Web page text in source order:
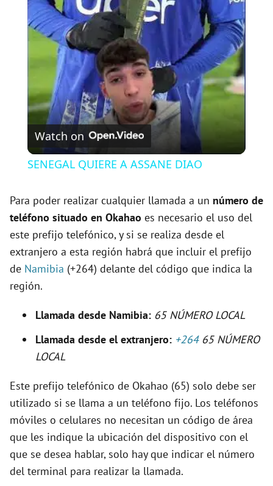
l
a
y
V
i
d
e
o
Watch on
SENEGAL QUIERE A ASSANE DIAO
Para poder realizar cualquier llamada a un número de
teléfono situado en Okahao es necesario el uso del
este prefijo telefónico, y si se realiza desde el
extranjero a esta región habrá que incluir el prefijo
de Namibia (+264) delante del código que indica la
región.
Llamada desde Namibia: 65 NÚMERO LOCAL
Llamada desde el extranjero: +26465 NÚMERO
LOCAL
Este prefijo telefónico de Okahao (65) solo debe ser
utilizado si se llama a un teléfono fijo. Los teléfonos
móviles o celulares no necesitan un código de área
que les indique la ubicación del dispositivo con el
que se desea hablar, solo hay que indicar el número
del terminal para realizar la llamada.